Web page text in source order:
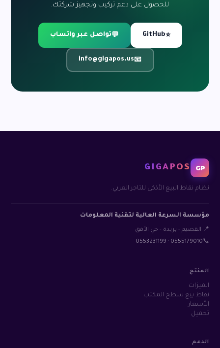
للحصول على دعم تركيب وتجهيز شركتك.
⭐
GitHub
💬تواصل عبر واتساب
📧
info@gigapos.us
GP
GIGAPOS
نظام نقاط البيع الأذكى للتاجر العربي.
مؤسسة السرعة العالية لتقنية المعلومات
📍 القصيم - بريدة - حي الأفق
📞
0555179010
·
0553231199
المنتج
الميزات
نقاط بيع سطح المكتب
الأسعار
تحميل
الدعم